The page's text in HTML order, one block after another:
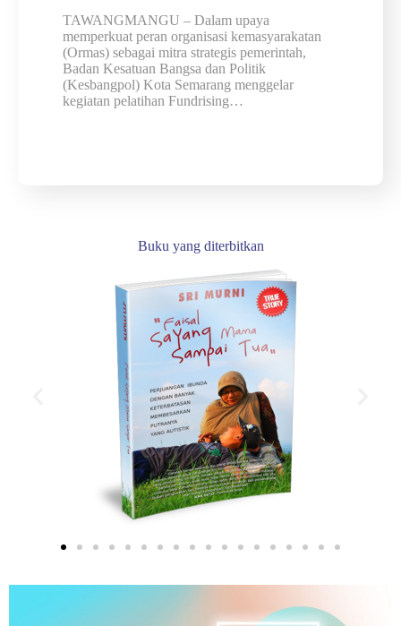
TAWANGMANGU – Dalam upaya
memperkuat peran organisasi kemasyarakatan
(Ormas) sebagai mitra strategis pemerintah,
Badan Kesatuan Bangsa dan Politik
(Kesbangpol) Kota Semarang menggelar
kegiatan pelatihan Fundrising…
Buku yang diterbitkan